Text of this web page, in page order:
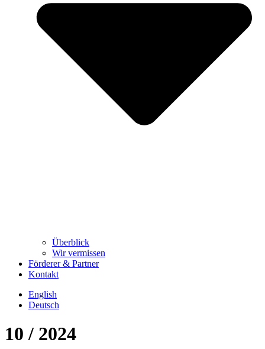
Überblick
Wir vermissen
Förderer & Partner
Kontakt
English
Deutsch
10 / 2024